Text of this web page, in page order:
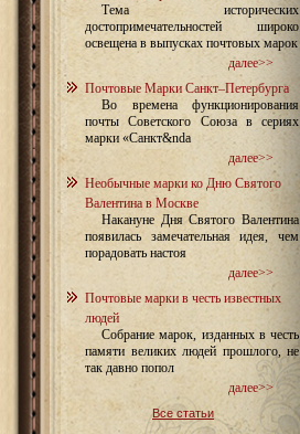
Тема исторических
достопримечательностей широко
освещена в выпусках почтовых марок
далее>>
Почтовые Марки Санкт–Петербурга
Во времена функционирования
почты Советского Союза в сериях
марки «Санкт&nda
далее>>
Необычные марки ко Дню Святого
Валентина в Москве
Накануне Дня Святого Валентина
появилась замечательная идея, чем
порадовать настоя
далее>>
Почтовые марки в честь известных
людей
Собрание марок, изданных в честь
памяти великих людей прошлого, не
так давно попол
далее>>
Все статьи